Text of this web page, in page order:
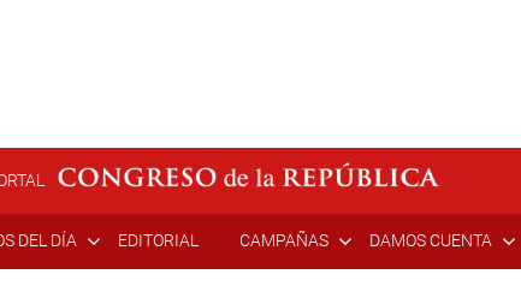
DEL DÍA EDITORIAL CAMPAÑAS DAMOS CUENTA